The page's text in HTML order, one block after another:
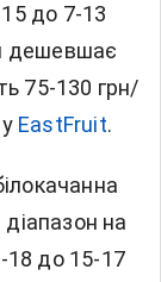
до 7-13
дешевшає
75-130 грн/
EastFruit.
на
18 до 15-17